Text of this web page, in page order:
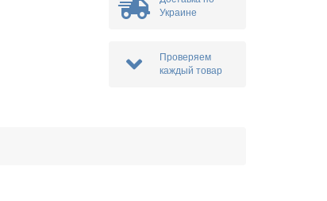
Украине
Проверяем
каждый товар